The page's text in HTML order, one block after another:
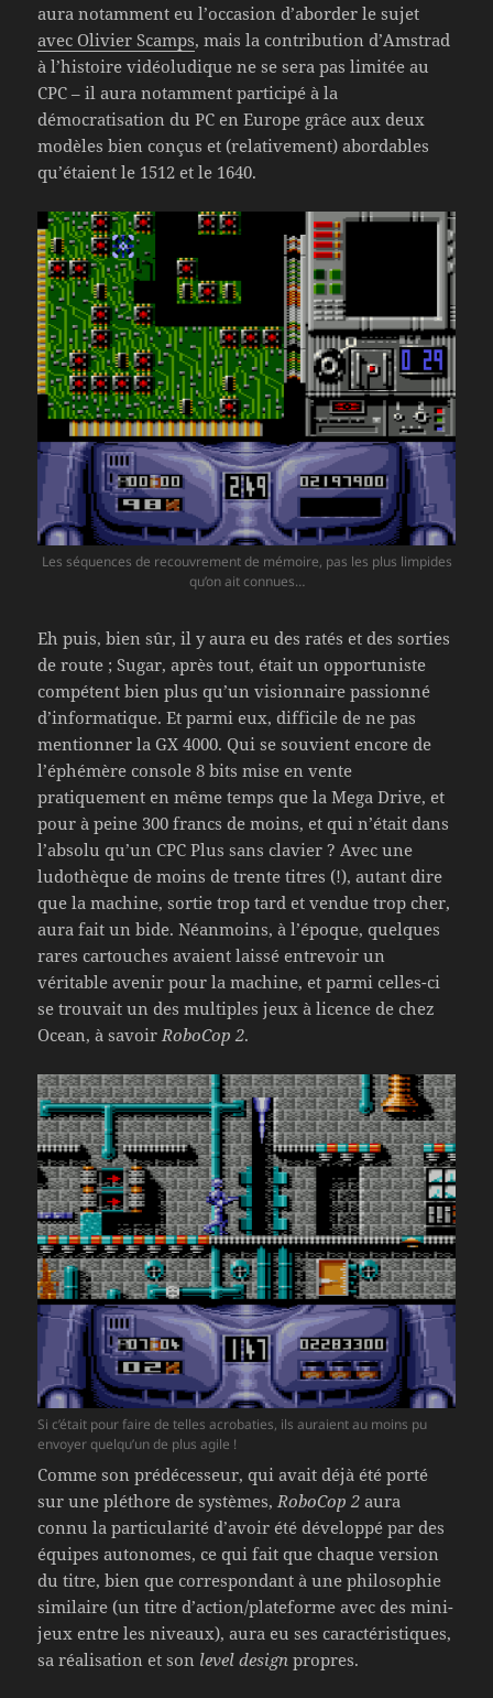
aura notamment eu l’occasion d’aborder le sujet
avec Olivier Scamps, mais la contribution d’Amstrad
à l’histoire vidéoludique ne se sera pas limitée au
CPC – il aura notamment participé à la
démocratisation du PC en Europe grâce aux deux
modèles bien conçus et (relativement) abordables
qu’étaient le 1512 et le 1640.
Les séquences de recouvrement de mémoire, pas les plus limpides
qu’on ait connues…
Eh puis, bien sûr, il y aura eu des ratés et des sorties
de route ; Sugar, après tout, était un opportuniste
compétent bien plus qu’un visionnaire passionné
d’informatique. Et parmi eux, difficile de ne pas
mentionner la GX 4000. Qui se souvient encore de
l’éphémère console 8 bits mise en vente
pratiquement en même temps que la Mega Drive, et
pour à peine 300 francs de moins, et qui n’était dans
l’absolu qu’un CPC Plus sans clavier ? Avec une
ludothèque de moins de trente titres (!), autant dire
que la machine, sortie trop tard et vendue trop cher,
aura fait un bide. Néanmoins, à l’époque, quelques
rares cartouches avaient laissé entrevoir un
véritable avenir pour la machine, et parmi celles-ci
se trouvait un des multiples jeux à licence de chez
Ocean, à savoir RoboCop 2.
Si c’était pour faire de telles acrobaties, ils auraient au moins pu
envoyer quelqu’un de plus agile !
Comme son prédécesseur, qui avait déjà été porté
sur une pléthore de systèmes, RoboCop 2 aura
connu la particularité d’avoir été développé par des
équipes autonomes, ce qui fait que chaque version
du titre, bien que correspondant à une philosophie
similaire (un titre d’action/plateforme avec des mini-
jeux entre les niveaux), aura eu ses caractéristiques,
sa réalisation et son level design propres.